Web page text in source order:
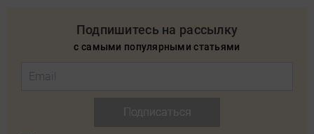
Подпишитесь на рассылку
с самыми популярными статьями